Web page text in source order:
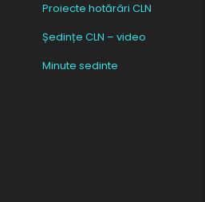
Proiecte hotărâri CLN
Ședințe CLN – video
Minute sedinte